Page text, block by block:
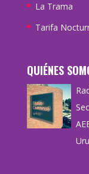
La Trama
Tarifa
QUIÉNES